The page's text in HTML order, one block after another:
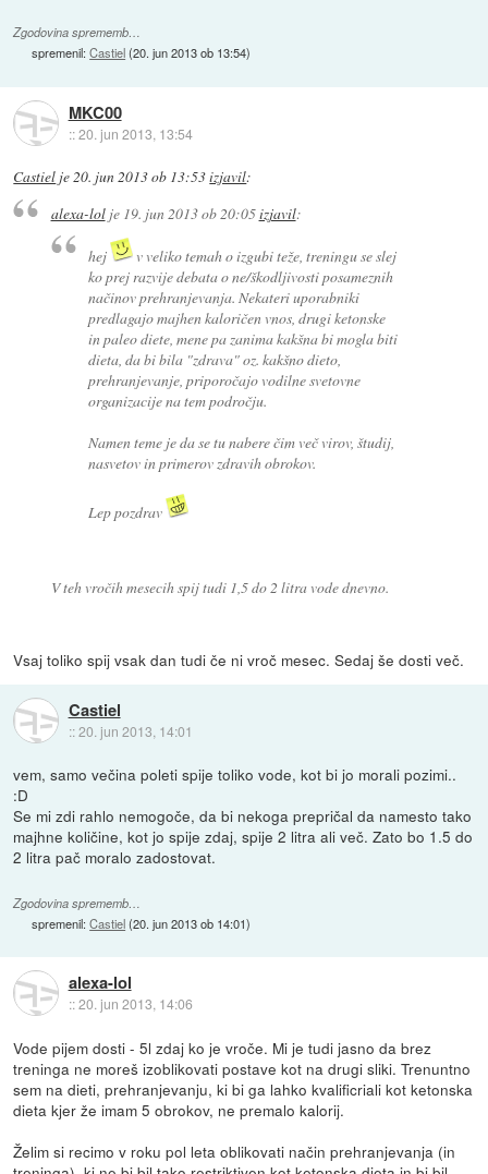
Zgodovina sprememb…
spremenil:Castiel(20. jun 2013 ob 13:54)
MKC00
::20. jun 2013, 13:54
Castiel je20. jun 2013 ob 13:53izjavil:
alexa-lolje 19. jun 2013 ob 20:05izjavil:
hej
v veliko temah o izgubi teže, treningu se slej
ko prej razvije debata o ne/škodljivosti posameznih
načinov prehranjevanja. Nekateri uporabniki
predlagajo majhen kaloričen vnos, drugi ketonske
in paleo diete, mene pa zanima kakšna bi mogla biti
dieta, da bi bila "zdrava" oz. kakšno dieto,
prehranjevanje, priporočajo vodilne svetovne
organizacije na tem področju.
Namen teme je da se tu nabere čim več virov, študij,
nasvetov in primerov zdravih obrokov.
Lep pozdrav
V teh vročih mesecih spij tudi 1,5 do 2 litra vode dnevno.
Vsaj toliko spij vsak dan tudi če ni vroč mesec. Sedaj še dosti več.
Castiel
::20. jun 2013, 14:01
vem, samo večina poleti spije toliko vode, kot bi jo morali pozimi..
:D
Se mi zdi rahlo nemogoče, da bi nekoga prepričal da namesto tako
majhne količine, kot jo spije zdaj, spije 2 litra ali več. Zato bo 1.5 do
2 litra pač moralo zadostovat.
Zgodovina sprememb…
spremenil:Castiel(20. jun 2013 ob 14:01)
alexa-lol
::20. jun 2013, 14:06
Vode pijem dosti - 5l zdaj ko je vroče. Mi je tudi jasno da brez
treninga ne moreš izoblikovati postave kot na drugi sliki. Trenuntno
sem na dieti, prehranjevanju, ki bi ga lahko kvalificriali kot ketonska
dieta kjer že imam 5 obrokov, ne premalo kalorij.
Želim si recimo v roku pol leta oblikovati način prehranjevanja (in